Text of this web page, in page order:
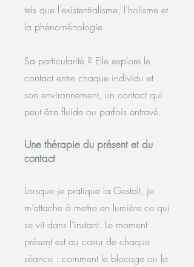
tels que l’existentialisme, l’holisme et
la phénoménologie.
Sa particularité ? Elle explore le
contact entre chaque individu et
son environnement, un contact qui
peut être fluide ou parfois entravé.
Une thérapie du présent et du
contact
Lorsque je pratique la Gestalt, je
m’attache à mettre en lumière ce qui
se vit dans l’instant. Le moment
présent est au cœur de chaque
séance : comment le blocage ou la